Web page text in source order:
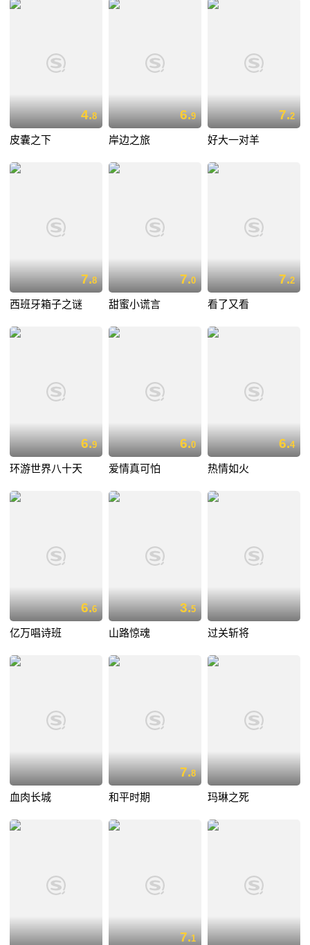
4.8
皮囊之下
6.9
岸边之旅
7.2
好大一对羊
7.8
西班牙箱子之谜
7.0
甜蜜小谎言
7.2
看了又看
6.9
环游世界八十天
6.0
爱情真可怕
6.4
热情如火
6.6
亿万唱诗班
3.5
山路惊魂 过关斩将
血肉长城
7.8
和平时期 玛琳之死
7.1